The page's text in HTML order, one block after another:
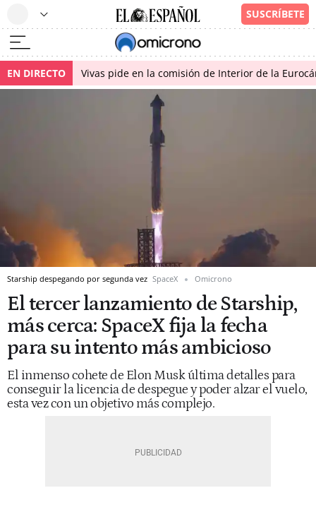
EN DIRECTO Vivas pide en la comisión de Interior de la
Starship despegando por segunda vez SpaceX Omicrono
El tercer lanzamiento de Starship,
más cerca: SpaceX fija la fecha
para su intento más ambicioso
El inmenso cohete de Elon Musk última detalles para
conseguir la licencia de despegue y poder alzar el vuelo,
esta vez con un objetivo más complejo.